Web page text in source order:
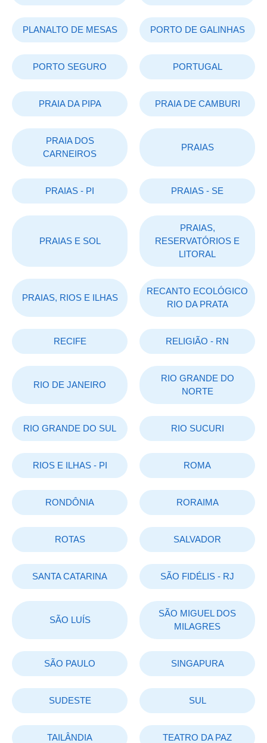
PLANALTO DE MESAS PORTO DE GALINHAS
PORTO SEGURO PORTUGAL
PRAIA DA PIPA PRAIA DE CAMBURI
PRAIA DOS
CARNEIROS
PRAIAS
PRAIAS - PI PRAIAS - SE
PRAIAS E SOL
PRAIAS,
RESERVATÓRIOS E
LITORAL
PRAIAS, RIOS E ILHAS
RECANTO ECOLÓGICO
RIO DA PRATA
RECIFE RELIGIÃO - RN
RIO DE JANEIRO
RIO GRANDE DO
NORTE
RIO GRANDE DO SUL RIO SUCURI
RIOS E ILHAS - PI ROMA
RONDÔNIA RORAIMA
ROTAS SALVADOR
SANTA CATARINA SÃO FIDÉLIS - RJ
SÃO LUÍS
SÃO MIGUEL DOS
MILAGRES
SÃO PAULO SINGAPURA
SUDESTE SUL
TAILÂNDIA TEATRO DA PAZ